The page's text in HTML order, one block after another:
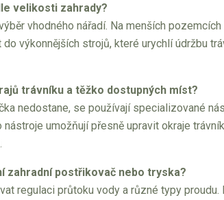
velikosti zahrady?
vhodného nářadí. Na menších
výkonnějších strojů, které urychlí údržbu
trávníku a těžko dostupných míst?
nedostane, se používají specializované
nástroje umožňují přesně upravit okraje
zahradní postřikovač nebo tryska?
regulaci průtoku vody a různé typy